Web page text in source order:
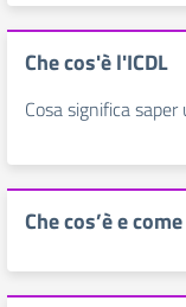
Che cos'è l'ICDL
Cosa significa
Che cos’è e